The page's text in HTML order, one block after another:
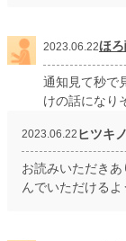
2023.06.22ほ
通知見て秒で
けの話になり
2023.06.22 ヒツキ
お読みいただき
んでいただける